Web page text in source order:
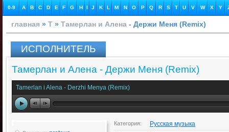
0-9 A B C D E F G H I J K L M N O P Q R S T U V W X Y
главная » Т » Тамерлан и Алена - Держи Меня (Remix)
ИСПОЛНИТЕЛЬ
Тамерлан и Алена - Держи Меня (Remix)
Tamerlan i Alena - Derzhi Menya (Remix)
Категория: Русская музыка